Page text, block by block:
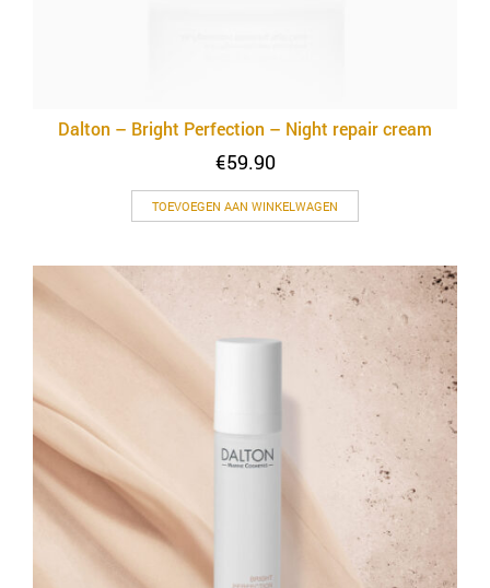
Dalton – Bright Perfection – Night repair cream
€59.90
TOEVOEGEN AAN WINKELWAGEN